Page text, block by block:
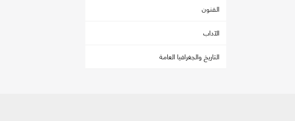
الفنون
الآداب
التاريخ والجغرافيا العامة